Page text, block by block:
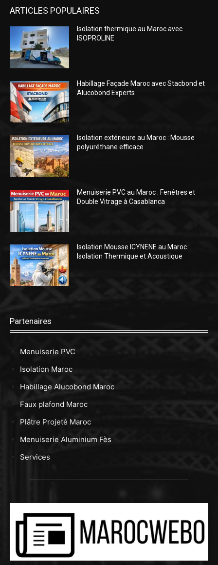
ARTICLES POPULAIRES
Isolation thermique au Maroc avec
ISOPROLINE
Habillage Façade Maroc avec Stacbond et
Alucobond Experts
Isolation extérieure au Maroc : Mousse
polyuréthane efficace
Menuiserie PVC au Maroc : Fenêtres et
Double Vitrage à Casablanca
Isolation Mousse ICYNENE au Maroc :
Isolation Thermique et Acoustique
Partenaires
Menuiserie PVC
Isolation Maroc
Habillage Alucobond Maroc
Faux plafond Maroc
Plâtre Projeté Maroc
Menuiserie Aluminium Fès
Services